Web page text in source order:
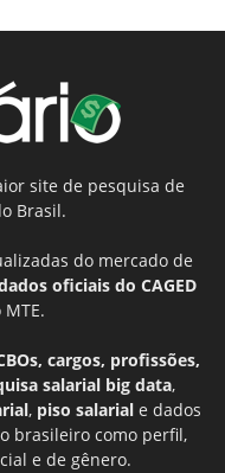
site de pesquisa de
Brasil.
do mercado de
oficiais do CAGED
cargos, profissões,
salarial big data,
, piso salarial e dados
brasileiro como perfil,
e de gênero.